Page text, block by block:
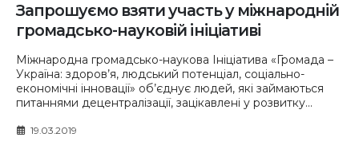
Запрошуємо взяти участь у міжнародній
громадсько-науковій ініціативі
Міжнародна громадсько-наукова Ініціатива «Громада –
Україна: здоров’я, людський потенціал, соціально-
економічні інновації» об’єднує людей, які займаються
питаннями децентралізації, зацікавлені у розвитку...
19.03.2019